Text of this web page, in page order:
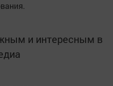
и интересным в